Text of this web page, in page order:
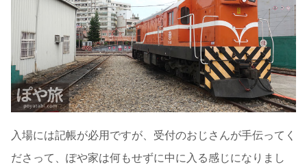
入場には記帳が必用ですが、受付のおじさんが手伝ってく
ださって、ぽや家は何もせずに中に入る感じになりまし